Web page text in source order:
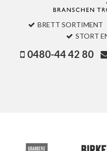
BRETT SORTIMENT
STORT
0480-44 42 80